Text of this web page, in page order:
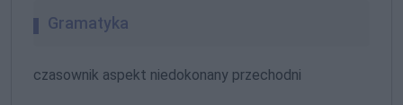
Gramatyka
czasownik aspekt niedokonany przechodni